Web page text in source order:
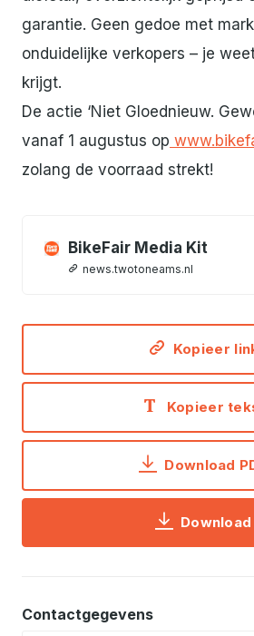
garantie. Geen gedoe met
onduidelijke verkopers – je
krijgt.
De actie ‘Niet Gloednieuw.
vanaf 1 augustus op
zolang de voorraad strekt!
BikeFair Media Kit
news.twotoneams.nl
Kopieer
Kopieer
Download
Download
Contactgegevens